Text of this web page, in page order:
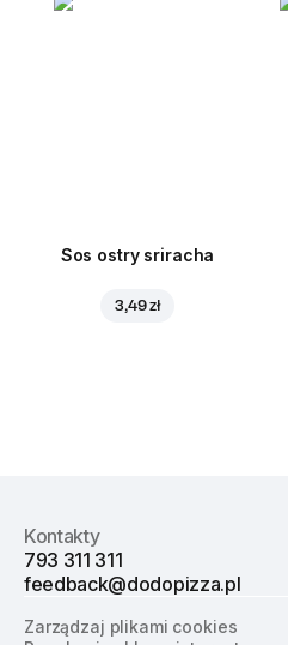
Sos ostry sriracha
3,49 zł
Kontakty
793 311 311
feedback@dodopizza.pl
Zarządzaj plikami cookies